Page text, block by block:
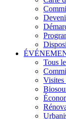
Tous
Visites